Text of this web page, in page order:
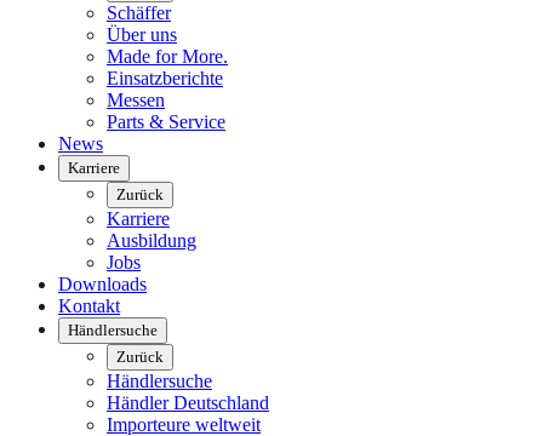
Schäffer
Über uns
Made for More.
Einsatzberichte
Messen
Parts & Service
News
Karriere
Zurück
Karriere
Ausbildung
Jobs
Downloads
Kontakt
Händlersuche
Zurück
Händlersuche
Händler Deutschland
Importeure weltweit